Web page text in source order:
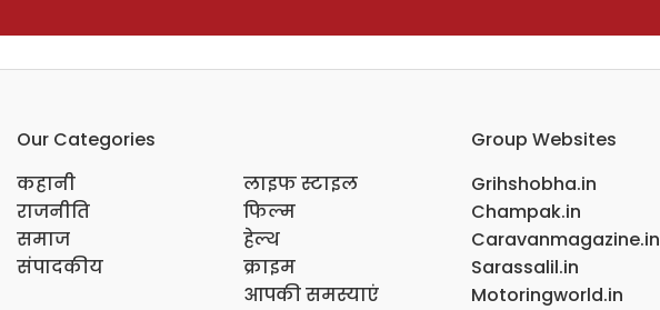
Our Categories
कहानी
राजनीति
समाज
संपादकीय
लाइफ स्टाइल
फिल्म
हेल्थ
क्राइम
आपकी समस्याएं
Group Websites
Grihshobha.in
Champak.in
Caravanmagazine.in
Sarassalil.in
Motoringworld.in